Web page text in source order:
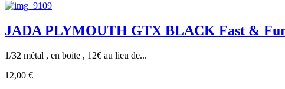
JADA PLYMOUTH GTX BLACK Fast &
1/32 métal , en boite , 12€ au lieu de...
12,00 €